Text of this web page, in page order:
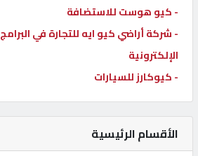
كيو
نمبر
كيو
كارز
كيو
- كيو هوست للاستضافة
- شركة أراضي كيو ايه للتجارة في البرامج
الإلكترونية
- كيوكارز للسيارات
الأقسام الرئيسية